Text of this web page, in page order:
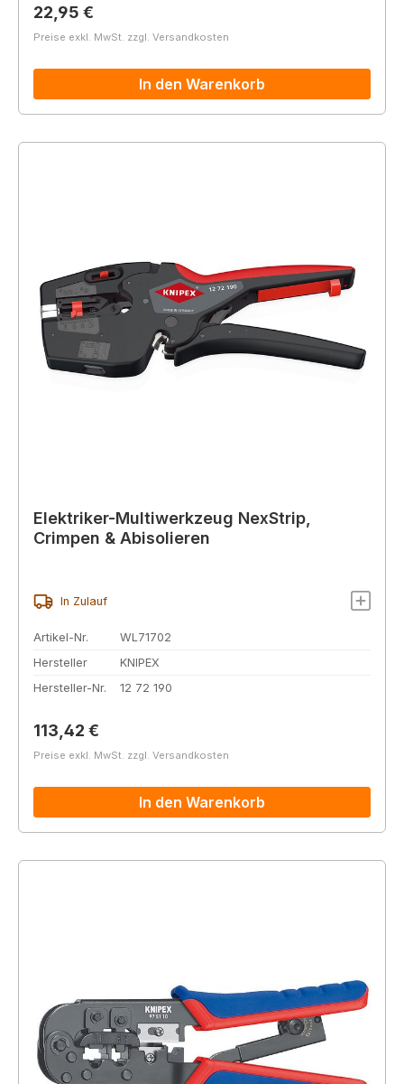
Regulärer Preis:
22,95 €
Preise exkl. MwSt. zzgl. Versandkosten
In den Warenkorb
Elektriker-Multiwerkzeug NexStrip,
Crimpen & Abisolieren
In Zulauf
Artikel-Nr.
WL71702
Hersteller
KNIPEX
Hersteller-Nr.
12 72 190
Regulärer Preis:
113,42 €
Preise exkl. MwSt. zzgl. Versandkosten
In den Warenkorb